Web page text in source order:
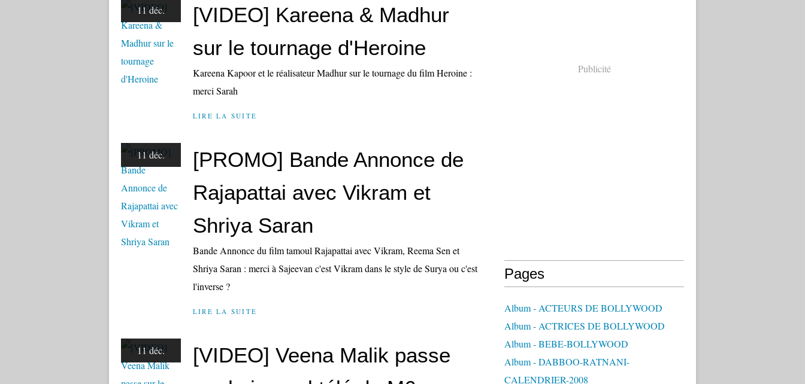
11 déc.
[VIDEO] Kareena & Madhur
sur le tournage d'Heroine
Kareena Kapoor et le réalisateur Madhur sur le tournage du film Heroine :
merci Sarah
LIRE LA SUITE
11 déc.
[PROMO] Bande Annonce de
Rajapattai avec Vikram et
Shriya Saran
Bande Annonce du film tamoul Rajapattai avec Vikram, Reema Sen et
Shriya Saran : merci à Sajeevan c'est Vikram dans le style de Surya ou c'est
l'inverse ?
LIRE LA SUITE
11 déc.
[VIDEO] Veena Malik passe
Publicité
Pages
Album - ACTEURS DE BOLLYWOOD
Album - ACTRICES DE BOLLYWOOD
Album - BEBE-BOLLYWOOD
Album - DABBOO-RATNANI-
CALENDRIER-2008